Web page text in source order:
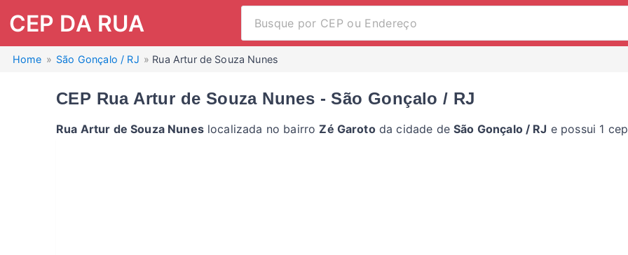
CEP DA RUA
Home São Gonçalo / RJ Rua Artur de Souza Nunes
CEP Rua Artur de Souza Nunes - São Gonçalo / RJ
Rua Artur de Souza Nuneslocalizada no bairroZé Garotoda cidade deSão Gonçalo / RJ e possui 1